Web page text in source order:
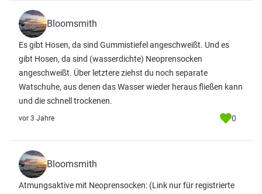
Bloomsmith
Es gibt Hosen, da sind Gummistiefel angeschweißt. Und es
gibt Hosen, da sind (wasserdichte) Neoprensocken
angeschweißt. Über letztere ziehst du noch separate
Watschuhe, aus denen das Wasser wieder heraus fließen kann
und die schnell trockenen.
vor 3 Jahre 0
Bloomsmith
Atmungsaktive mit Neoprensocken: (Link nur für registrierte